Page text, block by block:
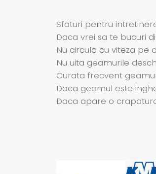
Sfaturi pentru
Daca vrei sa te bucuri
Nu circula cu viteza pe
Nu uita geamurile
Curata frecvent
Daca geamul este
Daca apare o